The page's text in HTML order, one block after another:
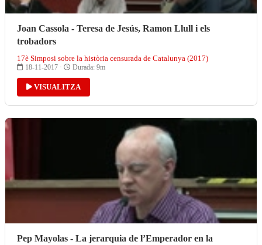
Joan Cassola - Teresa de Jesús, Ramon Llull i els
trobadors
17è Simposi sobre la història censurada de Catalunya (2017)
18-11-2017 · Durada: 9m
VISUALITZA
Pep Mayolas - La jerarquia de l’Emperador en la